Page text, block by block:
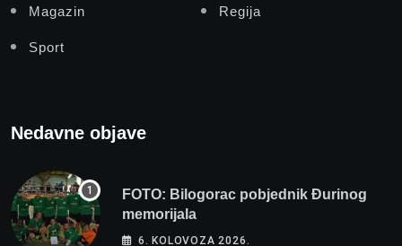
Magazin Regija
Sport
Nedavne objave
FOTO: Bilogorac pobjednik Đurinog
memorijala
6. KOLOVOZA 2026.